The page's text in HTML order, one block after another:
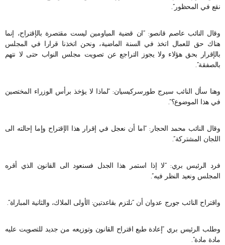
نقع في المحظور”.
وقال النائب عاصم قانصو: “ان قضية المياومين ليست مقتصرة بالإقتراح، إنما
هناك حق للعمال اتخذ في السنة الماضية، ونحن اتخذنا قرارا في المجلس
بالإقرار بحق هؤلاء ولا يجوز التراجع عن تصويت مجلس النواب حتى لا نتهم
بالصفقة”.
وهنا سأل النائب سيرج طورسركيسيان: “لماذا لا يؤخذ برأس الوزراء المختصين
في هذا الموضوع؟”.
وقال النائب محمد الحجار: “اما أن نعجل في إقرار هذا الإقتراح وإما إحالته الى
اللجان المشتركة”.
فرد الرئيس بري: “لا إذا استمر هذا الجدل فسنعود الى القانون الذي أقره
المجلس ونعيد النظر فيه”.
واقتراح النائب جورج عدوان أن “نلتزم بقاعدتين: الأولى الملاك، والثانية المباراة”.
وطلب الرئيس بري “إعادة طبع اقتراح القانون وتوزيعه من جديد للتصويت عليه
مادة مادة”.